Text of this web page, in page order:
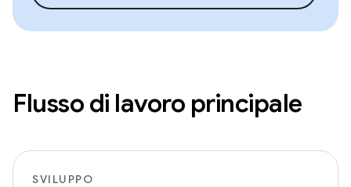
Flusso di lavoro principale
SVILUPPO